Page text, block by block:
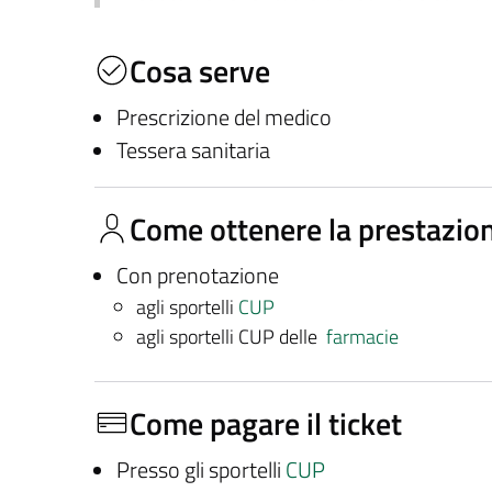
Cosa serve
Prescrizione del medico
Tessera sanitaria
Come ottenere la
Con prenotazione
agli sportelli CUP
agli sportelli CUP delle farmacie
Come pagare il ticket
Presso gli sportelli CUP